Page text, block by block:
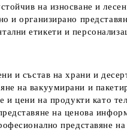
на износване и
и организирано
етикети и
и състав на храни и
на вакуумирани и
и цени на продукти като
на ценова
представяне